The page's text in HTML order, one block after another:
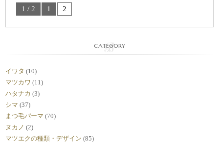
1 / 2 1 2
CATEGORY
イワタ (10)
マツカワ (11)
ハタナカ (3)
シマ (37)
まつ毛パーマ (70)
ヌカノ (2)
マツエクの種類・デザイン (85)